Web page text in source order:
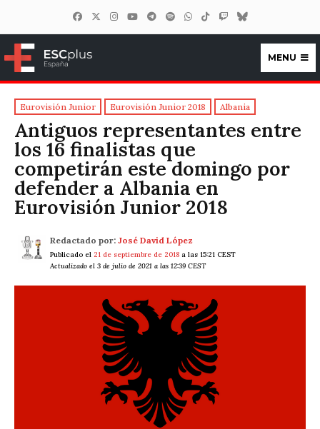
ESCplus España
MENU
Eurovisión Junior Eurovisión Junior 2018 Albania
Antiguos representantes entre
los 16 finalistas que
competirán este domingo por
defender a Albania en
Eurovisión Junior 2018
Redactado por: José David López
Publicado el 21 de septiembre de 2018 a las 15:21 CEST
Actualizado el 3 de julio de 2021 a las 12:39 CEST